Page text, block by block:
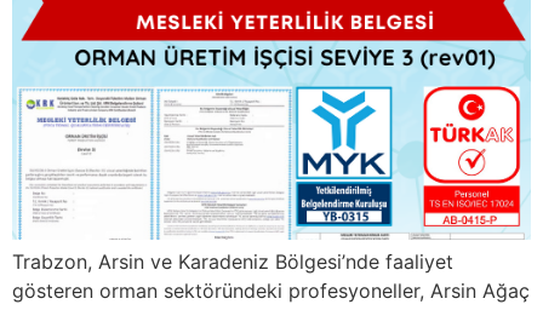
Trabzon, Arsin ve Karadeniz Bölgesi’nde faaliyet
gösteren orman sektöründeki profesyoneller, Arsin Ağaç